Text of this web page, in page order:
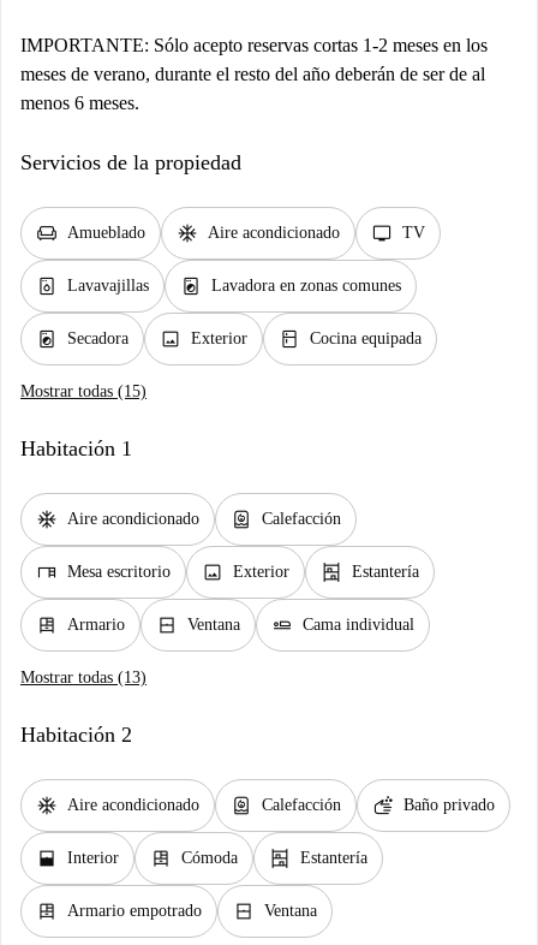
IMPORTANTE: Sólo acepto reservas cortas 1-2 meses en los
meses de verano, durante el resto del año deberán de ser de al
menos 6 meses.
Servicios de la propiedad
chair Amueblado ac_unit Aire acondicionado tv TV
dishwasher_gen Lavavajillas local_laundry_service Lavadora en zonas comunes
local_laundry_service Secadora image Exterior kitchen Cocina equipada
Mostrar todas (15)
Habitación 1
ac_unit Aire acondicionado water_heater Calefacción
desk Mesa escritorio image Exterior shelves Estantería
dresser Armario window_closed Ventana airline_seat_flat Cama individual
Mostrar todas (13)
Habitación 2
ac_unit Aire acondicionado water_heater Calefacción soap Baño privado
window_open Interior dresser Cómoda shelves Estantería
dresser Armario empotrado window_closed Ventana